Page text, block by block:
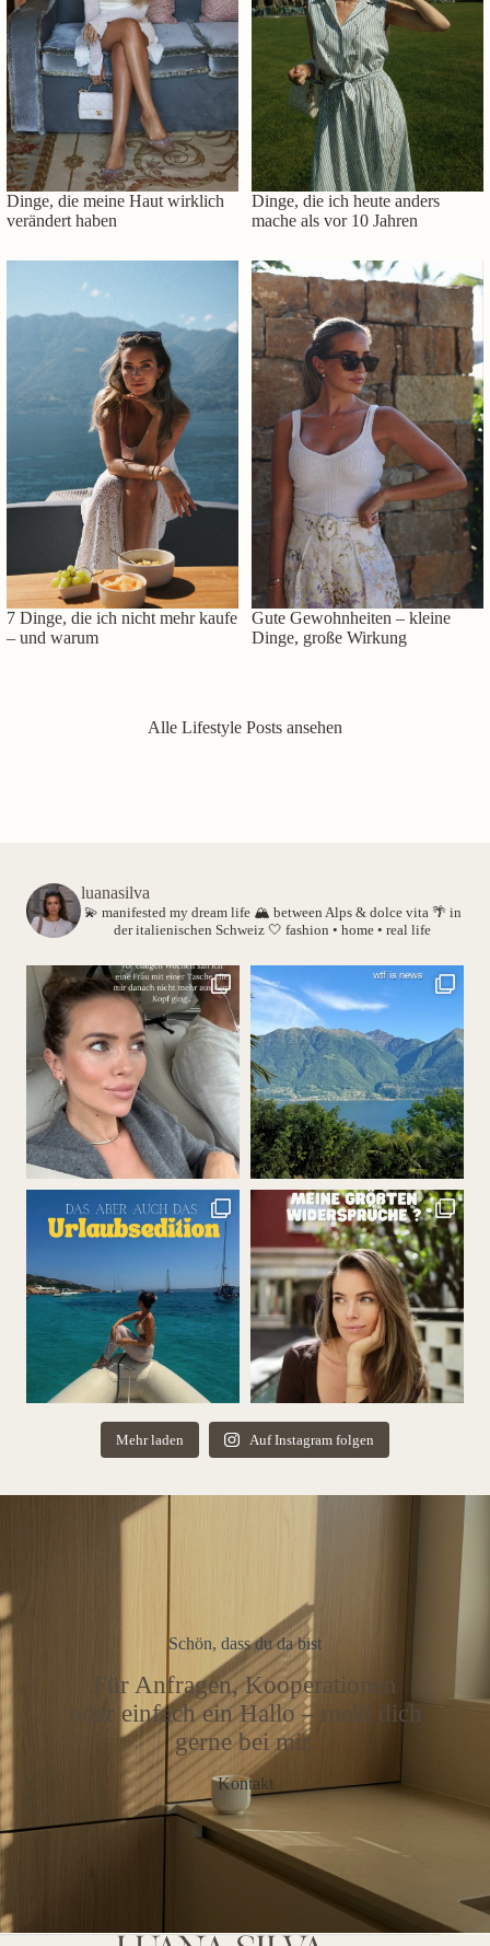
Dinge, die meine Haut wirklich
verändert haben
Dinge, die ich heute anders
mache als vor 10 Jahren
7 Dinge, die ich nicht mehr kaufe
– und warum
Gute Gewohnheiten – kleine
Dinge, große Wirkung
Alle Lifestyle Posts ansehen
luanasilva
💫 manifested my dream life 🏔️ between Alps & dolce vita 🌴 in
der italienischen Schweiz 🤍 fashion • home • real life
Mehr laden Auf Instagram folgen
Schön, dass du da bist
Für Anfragen, Kooperationen
oder einfach ein Hallo – meld dich
gerne bei mir.
Kontakt